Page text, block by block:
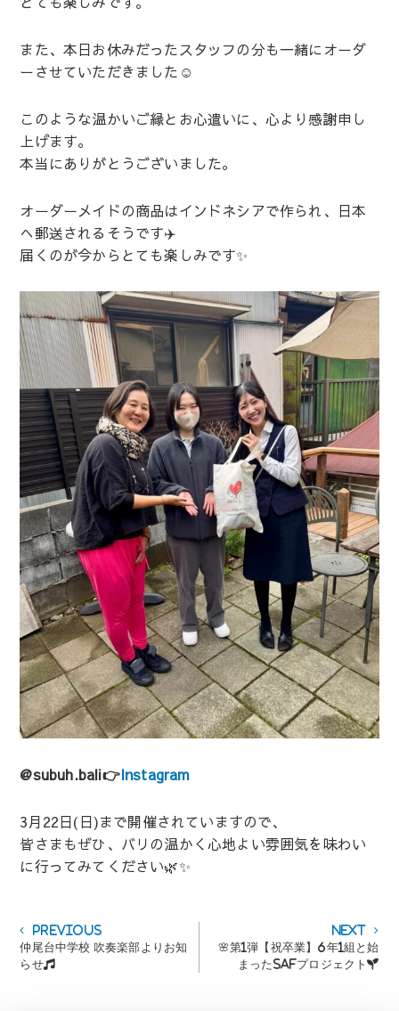
また、本日お休みだったスタッフの分も一緒にオーダ
ーさせていただきました☺️
このような温かいご縁とお心遣いに、心より感謝申し
上げます。
本当にありがとうございました。
オーダーメイドの商品はインドネシアで作られ、日本
へ郵送されるそうです✈️
届くのが今からとても楽しみです✨
@subuh.bali👉Instagram
3月22日(日)まで開催されていますので、
皆さまもぜひ、バリの温かく心地よい雰囲気を味わい
に行ってみてください🌿✨
投
稿
ナ
PreviousPrevious
post:
仲尾台中学校 吹奏楽部よりお知
らせ🎵
Next
post:
🌸第1弾【祝卒業】6年1組と始
まったSAFプロジェクト🌱